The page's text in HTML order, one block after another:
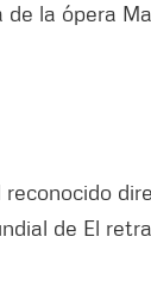
la ópera
de El